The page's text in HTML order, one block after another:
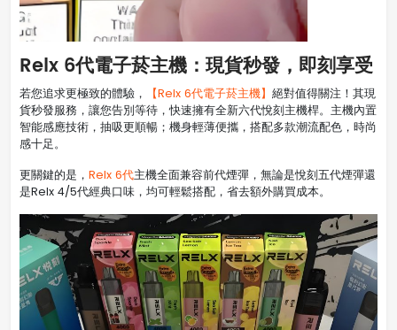
Relx 6代電子菸主機：現貨秒發，即刻享受
若您追求更極致的體驗， 【Relx 6代電子菸主機】 絕對值得關注！其現
貨秒發服務，讓您告別等待，快速擁有全新六代悅刻主機桿。主機內置
智能感應技術，抽吸更順暢；機身輕薄便攜，搭配多款潮流配色，時尚
感十足。
更關鍵的是， Relx 6代主機全面兼容前代煙彈，無論是悅刻五代煙彈還
是Relx 4/5代經典口味，均可輕鬆搭配，省去額外購買成本。